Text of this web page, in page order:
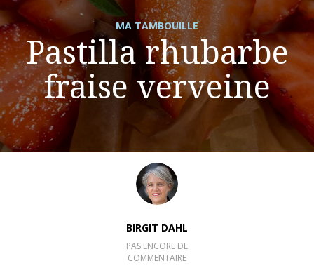
MA TAMBOUILLE
Pastilla rhubarbe
fraise verveine
BIRGIT DAHL
PAS ENCORE DE
COMMENTAIRE